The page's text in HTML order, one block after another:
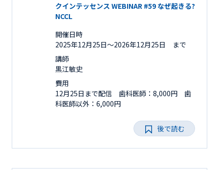
クインテッセンス WEBINAR #59 なぜ起きる?
NCCL
開催日時
2025年12月25日〜2026年12月25日 まで
講師
黒江敏史
費用
12月25日まで配信 歯科医師：8,000円 歯
科医師以外：6,000円
後で読む